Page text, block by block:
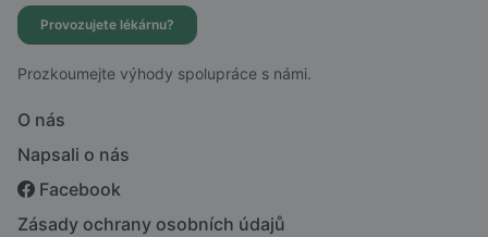
Provozujete lékárnu?
Prozkoumejte výhody spolupráce s námi.
O nás
Napsali o nás
Facebook
Zásady ochrany osobních údajů